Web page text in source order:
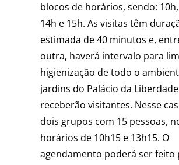
blocos de horários, sendo:
14h e 15h. As visitas têm
estimada de 40 minutos e,
outra, haverá intervalo para
higienização de todo o
jardins do Palácio da
receberão visitantes. Nesse
dois grupos com 15 pessoas,
horários de 10h15 e 13h15. O
agendamento poderá ser feito